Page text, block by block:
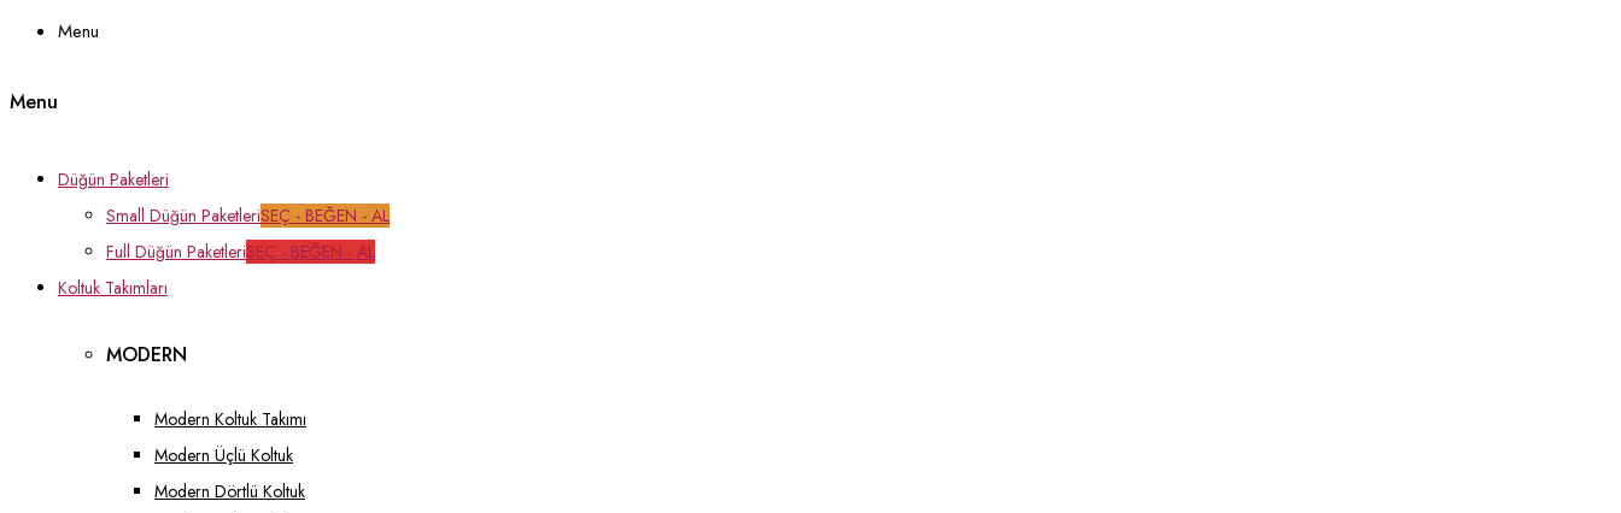
Menu
Menu
Düğün Paketleri
Small Düğün PaketleriSEÇ - BEĞEN - AL
Full Düğün PaketleriSEÇ - BEĞEN - AL
Koltuk Takımları
MODERN
Modern Koltuk Takımı
Modern Üçlü Koltuk
Modern Dörtlü Koltuk